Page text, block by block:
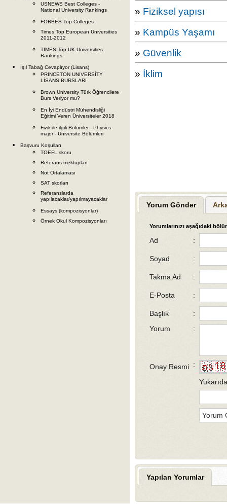
USNEWS Best Colleges -
National University Rankings
FORBES Top Colleges
Times Top European Universities
2011-2012
TIMES Top UK Universities
Rankings
Işıl Tabağ Cevaplıyor (Lisans)
PRINCETON UNIVERSİTY
LİSANS BURSLARI
Brown University Türk Öğrencilere
Burs Veriyor mu?
En İyi Endüstri Mühendisliği
Eğitimi Veren Üniversiteler 2018
Fizik ile ilgili Bölümler - Physics
major - Üniversite Bölümleri
Başvuru Koşulları
TOEFL skoru
Referans mektupları
Not Ortalaması
SAT skorları
Referanslarda
yapılacaklar/yapılmayacaklar
Essays (kompozisyonlar)
Örnek Okul Kompozisyonları
» Fiziksel yapısı
» Kampüs Yaşamı
» Güvenlik
» İklim
Yorum Gönder
Yorumlarınızı aşağıdaki
Ad :
Soyad :
Takma Ad :
E-Posta :
Başlık
:
Yorum
:
Onay Resmi :
Yapılan Yorumlar